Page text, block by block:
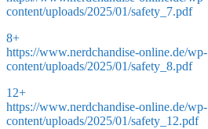
content/uploads/2025/01/safety_7.pdf
8+
https://www.nerdchandise-online.de/wp-
content/uploads/2025/01/safety_8.pdf
12+
https://www.nerdchandise-online.de/wp-
content/uploads/2025/01/safety_12.pdf